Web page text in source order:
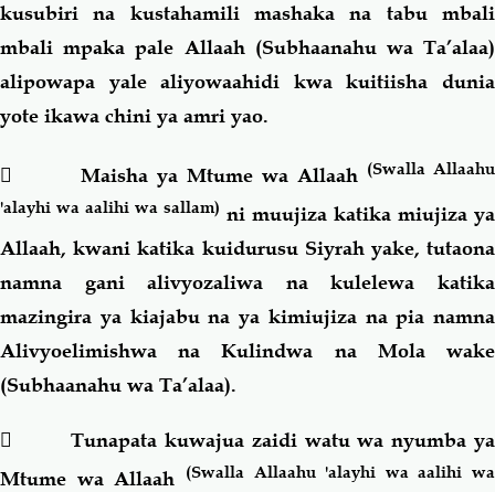
kusubiri na kustahamili mashaka na tabu mbali
mbali mpaka pale Allaah (Subhaanahu wa Ta’alaa)
alipowapa yale aliyowaahidi kwa kuitiisha dunia
yote ikawa chini ya amri yao.
 Maisha ya Mtume wa Allaah (Swalla Allaahu
'alayhi wa aalihi wa sallam) ni muujiza katika miujiza ya
Allaah, kwani katika kuidurusu Siyrah yake, tutaona
namna gani alivyozaliwa na kulelewa katika
mazingira ya kiajabu na ya kimiujiza na pia namna
Alivyoelimishwa na Kulindwa na Mola wake
(Subhaanahu wa Ta’alaa).
 Tunapata kuwajua zaidi watu wa nyumba ya
Mtume wa Allaah (Swalla Allaahu 'alayhi wa aalihi wa